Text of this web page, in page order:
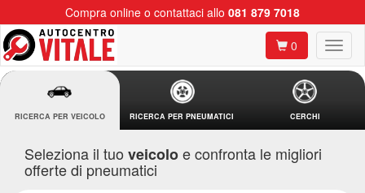
Compra online o contattaci allo 081 879 7018
0
RICERCA PER VEICOLO RICERCA PER PNEUMATICI CERCHI
Seleziona il tuo veicoloe confronta le migliori
offerte di pneumatici